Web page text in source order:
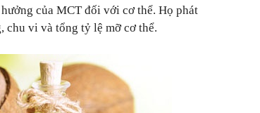
của MCT đối với cơ thể. Họ phát
chu vi và tổng tỷ lệ mỡ cơ thể.